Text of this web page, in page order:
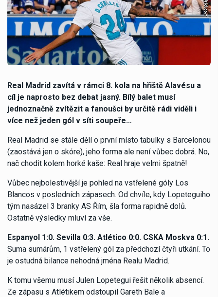
Real Madrid zavítá v rámci 8. kola na hřiště Alavésu a
cíl je naprosto bez debat jasný. Bílý balet musí
jednoznačně zvítězit a fanoušci by určitě rádi viděli i
více než jeden gól v síti soupeře…
Real Madrid se stále dělí o první místo tabulky s Barcelonou
(zaostává jen o skóre), jeho forma ale není vůbec dobrá. No,
nač chodit kolem horké kaše: Real hraje velmi špatně!
Vůbec nejbolestivější je pohled na vstřelené góly Los
Blancos v posledních zápasech. Od chvíle, kdy Lopeteguiho
tým nasázel 3 branky AS Řím, šla forma rapidně dolů.
Ostatně výsledky mluví za vše.
Espanyol 1:0. Sevilla 0:3. Atlético 0:0. CSKA Moskva 0:1.
Suma sumárům, 1 vstřelený gól za předchozí čtyři utkání. To
je ostudná bilance nehodná jména Realu Madrid.
K tomu všemu musí Julen Lopetegui řešit několik absencí.
Ze zápasu s Atlétikem odstoupil Gareth Bale a